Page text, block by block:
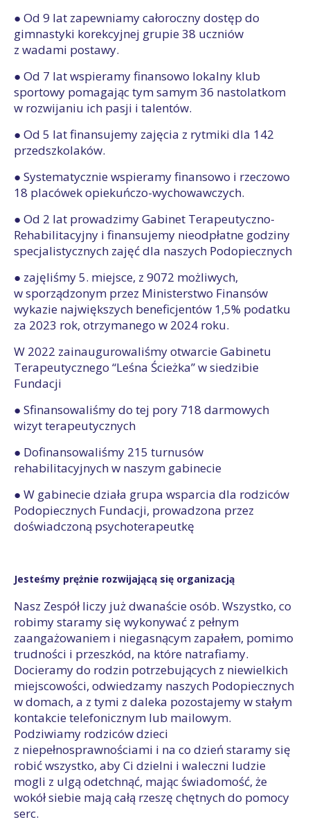
● Od 9 lat zapewniamy całoroczny dostęp do
gimnastyki korekcyjnej grupie 38 uczniów
z wadami postawy.
● Od 7 lat wspieramy finansowo lokalny klub
sportowy pomagając tym samym 36 nastolatkom
w rozwijaniu ich pasji i talentów.
● Od 5 lat finansujemy zajęcia z rytmiki dla 142
przedszkolaków.
● Systematycznie wspieramy finansowo i rzeczowo
18 placówek opiekuńczo-wychowawczych.
● Od 2 lat prowadzimy Gabinet Terapeutyczno-
Rehabilitacyjny i finansujemy nieodpłatne godziny
specjalistycznych zajęć dla naszych Podopiecznych
● zajęliśmy 5. miejsce, z 9072 możliwych,
w sporządzonym przez Ministerstwo Finansów
wykazie największych beneficjentów 1,5% podatku
za 2023 rok, otrzymanego w 2024 roku.
W 2022 zainaugurowaliśmy otwarcie Gabinetu
Terapeutycznego “Leśna Ścieżka” w siedzibie
Fundacji
● Sfinansowaliśmy do tej pory 718 darmowych
wizyt terapeutycznych
● Dofinansowaliśmy 215 turnusów
rehabilitacyjnych w naszym gabinecie
● W gabinecie działa grupa wsparcia dla rodziców
Podopiecznych Fundacji, prowadzona przez
doświadczoną psychoterapeutkę
Jesteśmy prężnie rozwijającą się organizacją
Nasz Zespół liczy już dwanaście osób. Wszystko, co
robimy staramy się wykonywać z pełnym
zaangażowaniem i niegasnącym zapałem, pomimo
trudności i przeszkód, na które natrafiamy.
Docieramy do rodzin potrzebujących z niewielkich
miejscowości, odwiedzamy naszych Podopiecznych
w domach, a z tymi z daleka pozostajemy w stałym
kontakcie telefonicznym lub mailowym.
Podziwiamy rodziców dzieci
z niepełnosprawnościami i na co dzień staramy się
robić wszystko, aby Ci dzielni i waleczni ludzie
mogli z ulgą odetchnąć, mając świadomość, że
wokół siebie mają całą rzeszę chętnych do pomocy
serc.